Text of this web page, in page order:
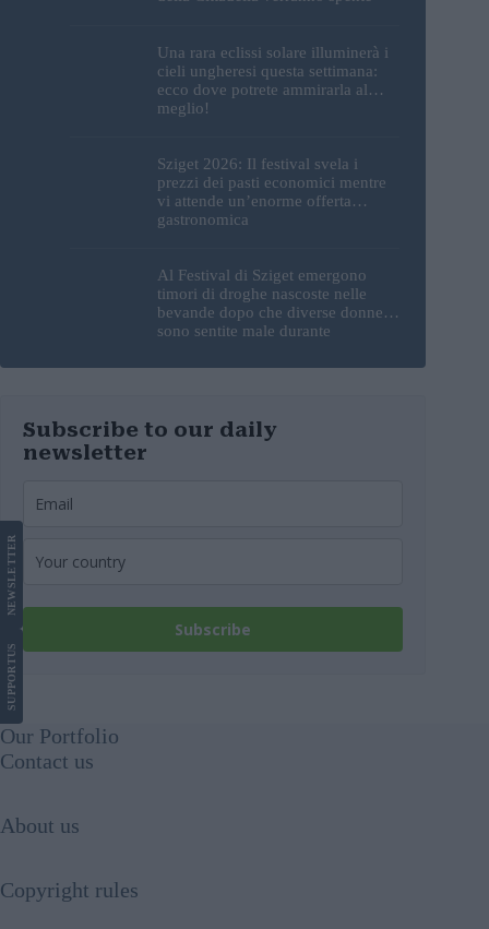
Una rara eclissi solare illuminerà i
cieli ungheresi questa settimana:
ecco dove potrete ammirarla al
meglio!
Sziget 2026: Il festival svela i
prezzi dei pasti economici mentre
vi attende un’enorme offerta
gastronomica
Al Festival di Sziget emergono
timori di droghe nascoste nelle
bevande dopo che diverse donne si
sono sentite male durante
Subscribe to our daily
newsletter
Subscribe
SUPPORT
US
NEWS
LETTER
Our Portfolio
Contact us
About us
Copyright rules